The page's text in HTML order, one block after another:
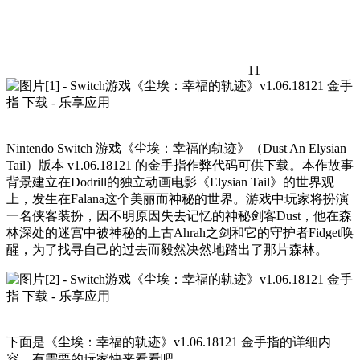
11
Nintendo Switch 游戏《尘埃：幸福的轨迹》（Dust An Elysian
Tail）版本 v1.06.18121 的金手指作弊代码可供下载。本作故事
背景建立在Dodrill的独立动画电影《Elysian Tail》的世界观
上，发生在Falana这个美丽而神秘的世界。游戏中玩家将扮演
一名侠客装扮，因不明原因失去记忆的神秘剑客Dust，他在森
林深处的迷宫中被神秘的上古Ahrah之剑和它的守护者Fidget唤
醒，为了找寻自己的过去而毅然决然地踏出了那片森林。
下面是《尘埃：幸福的轨迹》v1.06.18121 金手指的详细内